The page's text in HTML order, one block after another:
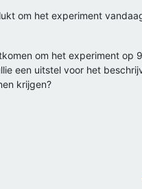
om het experiment
om het experiment op
een uitstel voor het
krijgen?